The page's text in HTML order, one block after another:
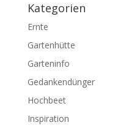
Kategorien
Ernte
Gartenhütte
Garteninfo
Gedankendünger
Hochbeet
Inspiration